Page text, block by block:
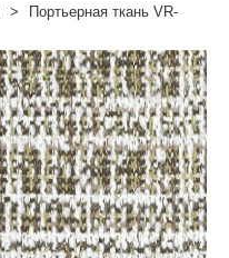
>
Портьерная ткань VR-